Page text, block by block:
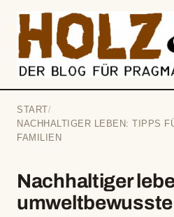
springen
START /
NACHHALTIGER LEBEN: TIPPS
FAMILIEN
Nachhaltiger